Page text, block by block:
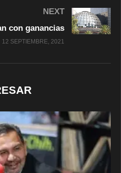
NEXT
con ganancias
12 SEPTIEMBRE, 2021